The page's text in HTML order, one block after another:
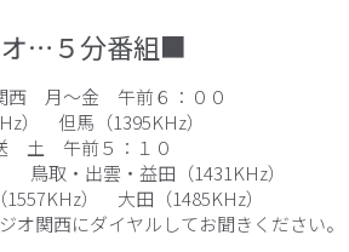
…５分番組■
西 月～金 午前６：００
） 但馬（1395KHz）
土 午前５：１０
鳥取・出雲・益田（1431KHz）
） 大田（1485KHz）
関西にダイヤルしてお聞きください。